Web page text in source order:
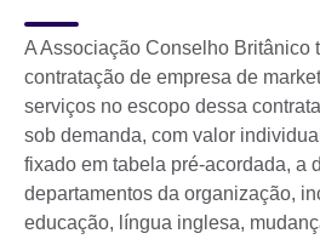
A Associação Conselho Britânico
contratação de empresa de
serviços no escopo dessa
sob demanda, com valor
fixado em tabela pré-acordada, a
departamentos da organização,
educação, língua inglesa,